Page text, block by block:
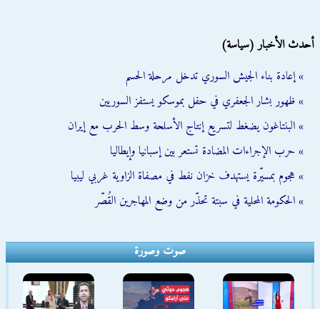
أحدث الأخبار (سياسة)
» إعادة بناء الجيش السوري تدخل مرحلة الحسم
» ظهور بشار الجعفري في حفل بموسكو يستفز السوريين
» البنتاغون يضغط لتسريع إنتاج الأسلحة وسط الحرب مع إيران
» حرب الإجراءات المضادة تستعر بين إسبانيا وإيطاليا
» هجوم بمسيّرة يستهدف خزان نفط في مصفاة الزاوية غربي ليبيا
» الحكومة المحلية في سبتة تحذّر من وضع المهاجرين القُصّر
صوت وصورة